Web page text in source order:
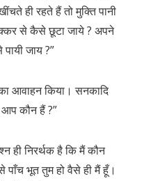
ही रहते हैं तो मुक्ति पानी
से कैसे छूटा जाये ? अपने
जाय ?”
आवाहन किया। सनकादि
आप कौन हैं ?”
ही निरर्थक है कि मैं कौन
पाँच भूत तुम हो वैसे ही मैं हूँ।